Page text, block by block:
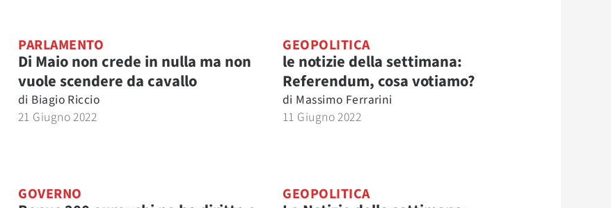
PARLAMENTO
Di Maio non crede in nulla ma non
vuole scendere da cavallo
di Biagio Riccio
21 Giugno 2022
GEOPOLITICA
le notizie della settimana:
Referendum, cosa votiamo?
di Massimo Ferrarini
11 Giugno 2022
GOVERNO GEOPOLITICA